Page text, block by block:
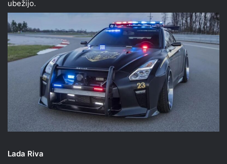
ubežijo.
Lada Riva